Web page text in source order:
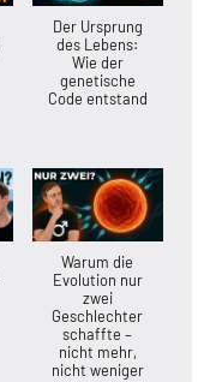
Der Ursprung
des Lebens:
Wie der
genetische
Code entstand
Warum die
Evolution nur
zwei
Geschlechter
schaffte –
nicht mehr,
nicht weniger